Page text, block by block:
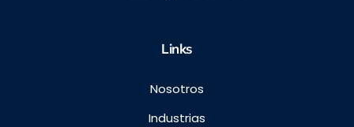
Links
Nosotros
Industrias